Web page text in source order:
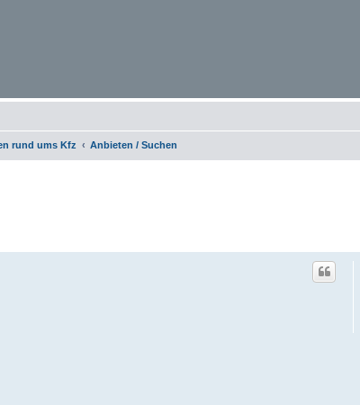
rund ums Kfz Anbieten / Suchen